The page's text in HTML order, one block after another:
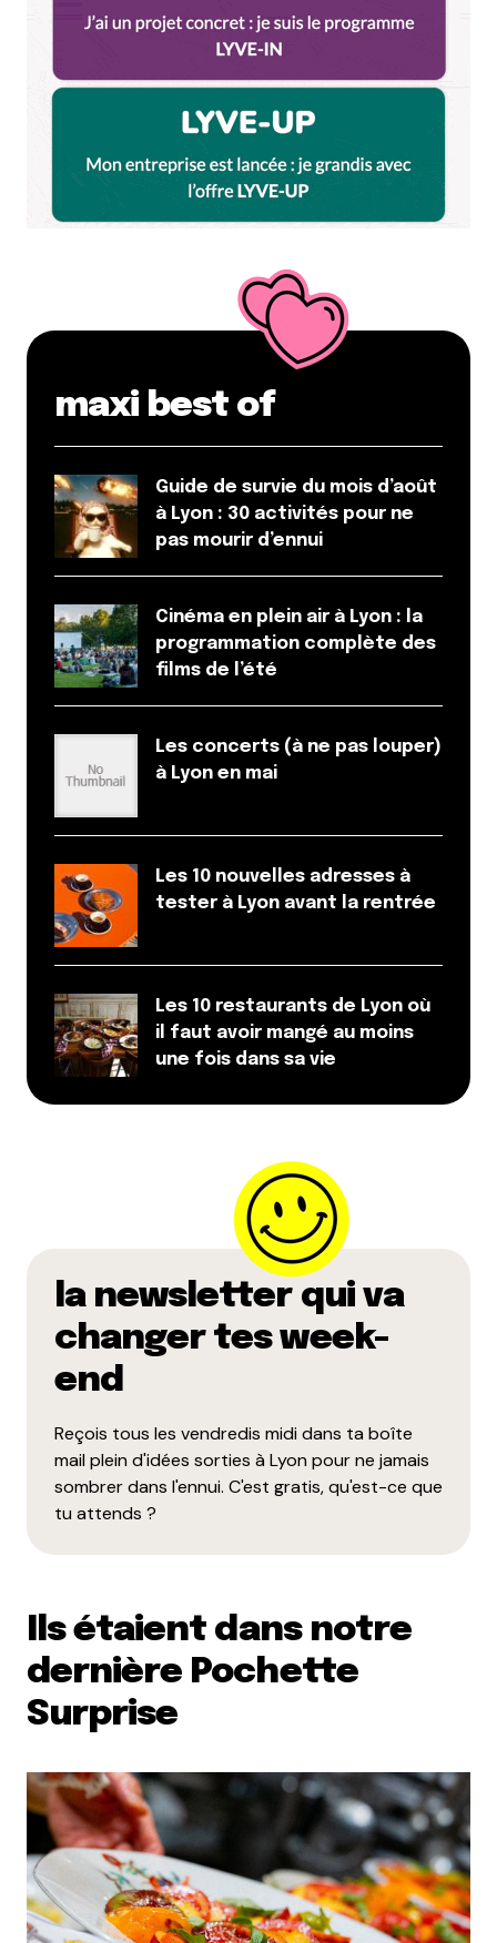
maxi best of
Guide de survie du mois d’août
à Lyon : 30 activités pour ne
pas mourir d’ennui
Cinéma en plein air à Lyon : la
programmation complète des
films de l’été
Les concerts (à ne pas louper)
à Lyon en mai
Les 10 nouvelles adresses à
tester à Lyon avant la rentrée
Les 10 restaurants de Lyon où
il faut avoir mangé au moins
une fois dans sa vie
la newsletter qui va
changer tes week-
end
Reçois tous les vendredis midi dans ta boîte
mail plein d'idées sorties à Lyon pour ne jamais
sombrer dans l'ennui. C'est gratis, qu'est-ce que
tu attends ?
Ils étaient dans notre
dernière Pochette
Surprise